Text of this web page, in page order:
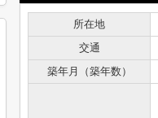
所在地
交通
築年月（築年数）